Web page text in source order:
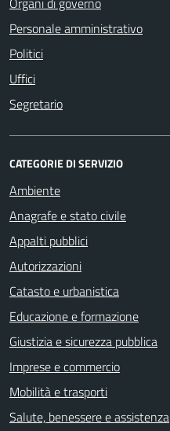
Personale amministrativo
Politici
Uffici
Segretario
CATEGORIE DI SERVIZIO
Ambiente
Anagrafe e stato civile
Appalti pubblici
Autorizzazioni
Catasto e urbanistica
Educazione e formazione
Giustizia e sicurezza pubblica
Imprese e commercio
Mobilità e trasporti
Salute, benessere e assistenza